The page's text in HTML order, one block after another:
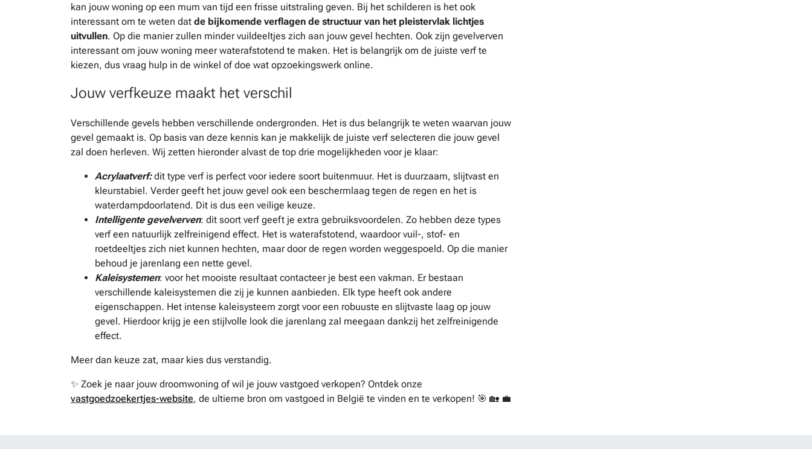
kan jouw woning op een mum van tijd een frisse uitstraling geven. Bij het schilderen is het ook
interessant om te weten dat de bijkomende verflagen de structuur van het pleistervlak lichtjes
uitvullen. Op die manier zullen minder vuildeeltjes zich aan jouw gevel hechten. Ook zijn gevelverven
interessant om jouw woning meer waterafstotend te maken. Het is belangrijk om de juiste verf te
kiezen, dus vraag hulp in de winkel of doe wat opzoekingswerk online.
Jouw verfkeuze maakt het verschil
Verschillende gevels hebben verschillende ondergronden. Het is dus belangrijk te weten waarvan jouw
gevel gemaakt is. Op basis van deze kennis kan je makkelijk de juiste verf selecteren die jouw gevel
zal doen herleven. Wij zetten hieronder alvast de top drie mogelijkheden voor je klaar:
Acrylaatverf:dit type verf is perfect voor iedere soort buitenmuur. Het is duurzaam, slijtvast en
kleurstabiel. Verder geeft het jouw gevel ook een beschermlaag tegen de regen en het is
waterdampdoorlatend. Dit is dus een veilige keuze.
Intelligente gevelverven: dit soort verf geeft je extra gebruiksvoordelen. Zo hebben deze types
verf een natuurlijk zelfreinigend effect. Het is waterafstotend, waardoor vuil-, stof- en
roetdeeltjes zich niet kunnen hechten, maar door de regen worden weggespoeld. Op die manier
behoud je jarenlang een nette gevel.
Kaleisystemen: voor het mooiste resultaat contacteer je best een vakman. Er bestaan
verschillende kaleisystemen die zij je kunnen aanbieden. Elk type heeft ook andere
eigenschappen. Het intense kaleisysteem zorgt voor een robuuste en slijtvaste laag op jouw
gevel. Hierdoor krijg je een stijlvolle look die jarenlang zal meegaan dankzij het zelfreinigende
effect.
Meer dan keuze zat, maar kies dus verstandig.
✨ Zoek je naar jouw droomwoning of wil je jouw vastgoed verkopen? Ontdek onze
vastgoedzoekertjes-website, de ultieme bron om vastgoed in België te vinden en te verkopen! 🎯 🏡 💼